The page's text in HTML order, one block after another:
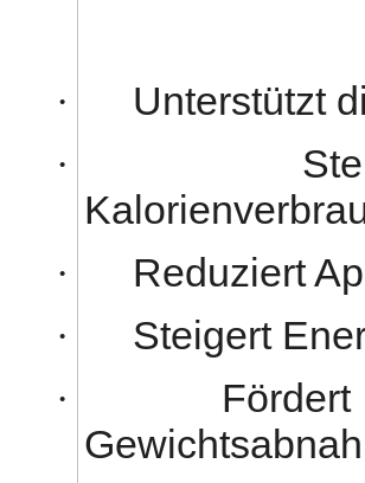
· Unterstützt
·
· Reduziert
· Steigert
·